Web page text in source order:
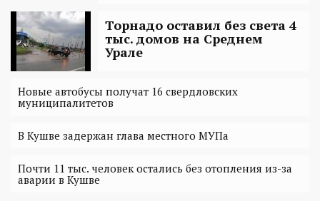
Торнадо оставил без света 4
тыс. домов на Среднем
Урале
Новые автобусы получат 16 свердловских
муниципалитетов
В Кушве задержан глава местного МУПа
Почти 11 тыс. человек остались без отопления из-за
аварии в Кушве